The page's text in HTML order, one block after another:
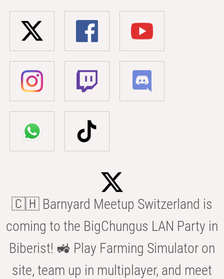
🇨🇭 Barnyard Meetup Switzerland is
coming to the BigChungus LAN Party in
Biberist! 🚜 Play Farming Simulator on
site, team up in multiplayer, and meet